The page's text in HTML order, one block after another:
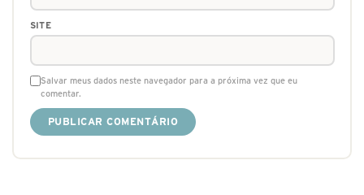
SITE
Salvar meus dados neste navegador para a próxima vez que eu
comentar.